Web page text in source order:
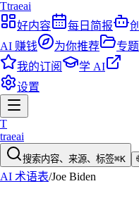
Ttraeai
好内容
每日简报
AI 赚钱
为你推荐 专题
我的订阅
学 AI
设置
T
traeai
搜索内容、来源、标签⌘K
AI 术语表/Joe Biden